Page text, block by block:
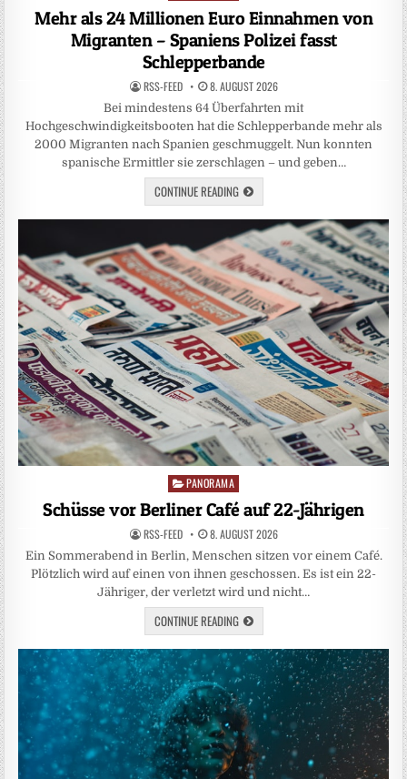
Mehr als 24 Millionen Euro Einnahmen von
Migranten – Spaniens Polizei fasst
Schlepperbande
RSS-FEED 8. AUGUST 2026
Bei mindestens 64 Überfahrten mit
Hochgeschwindigkeitsbooten hat die Schlepperbande mehr als
2000 Migranten nach Spanien geschmuggelt. Nun konnten
spanische Ermittler sie zerschlagen – und geben…
CONTINUE READING
Posted
in
PANORAMA
Schüsse vor Berliner Café auf 22-Jährigen
RSS-FEED 8. AUGUST 2026
Ein Sommerabend in Berlin, Menschen sitzen vor einem Café.
Plötzlich wird auf einen von ihnen geschossen. Es ist ein 22-
Jähriger, der verletzt wird und nicht…
CONTINUE READING